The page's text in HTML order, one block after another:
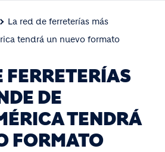
La red de ferreterías más
tendrá un nuevo formato
FERRETERÍAS
DE
TENDRÁ
FORMATO